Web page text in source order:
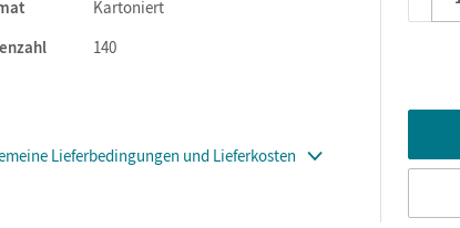
PagePlayer-App.
Kartoniert
140
Lieferbedingungen und Lieferkosten